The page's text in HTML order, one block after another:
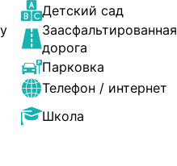
Детский сад
Заасфальтированная
дорога
Парковка
Телефон / интернет
Школа